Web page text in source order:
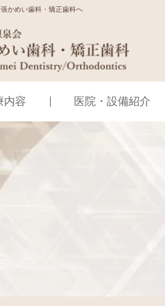
かめい歯科・矯正歯科へ
内容 医院・設備紹介